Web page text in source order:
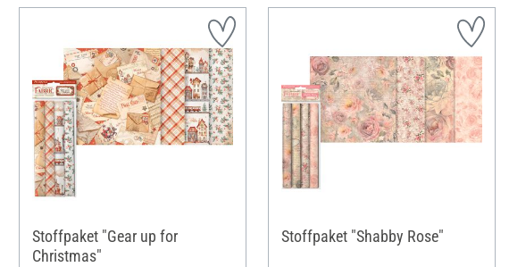
Stoffpaket "Gear up for
Christmas"
Stoffpaket "Shabby Rose"